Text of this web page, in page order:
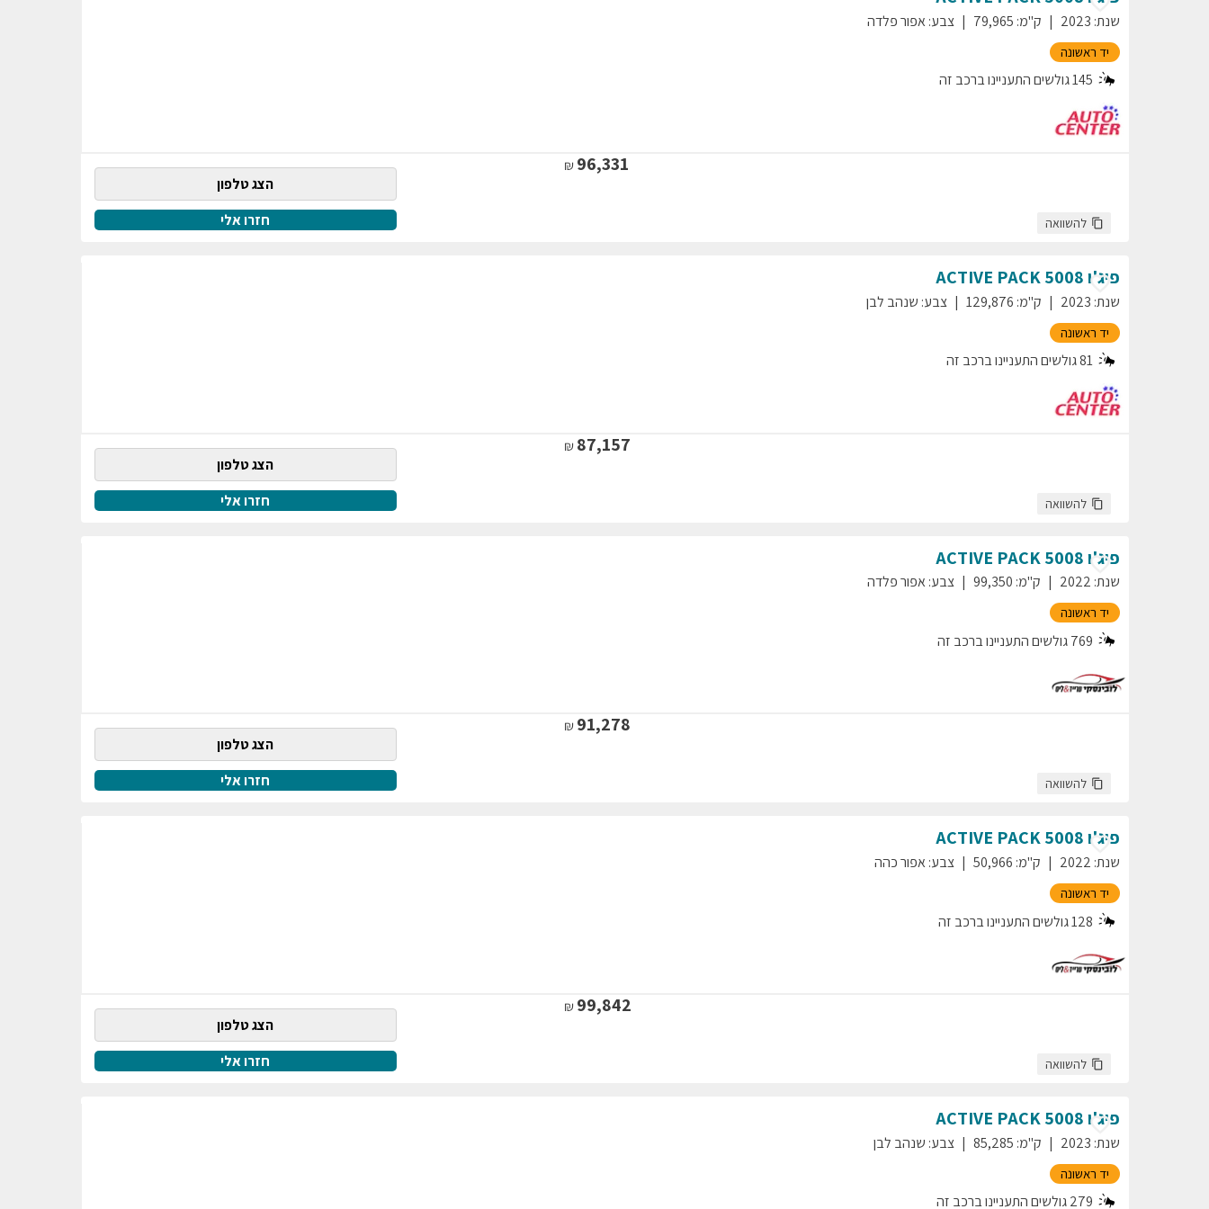
שנת:
2023 ק"מ:
79,965 צבע:אפור פלדה
יד ראשונה
145גולשים התעניינו ברכב זה
96,331
הצג טלפון
חזרו אלי
להשוואה
פיג'ו5008
ACTIVE PACK
שנת:
2023 ק"מ:
129,876 צבע: שנהב לבן
יד ראשונה
81גולשים התעניינו ברכב זה
87,157
הצג טלפון
חזרו אלי
להשוואה
פיג'ו5008
ACTIVE PACK
שנת:
2022 ק"מ:
99,350 צבע:אפור פלדה
יד ראשונה
769גולשים התעניינו ברכב זה
91,278
הצג טלפון
חזרו אלי
להשוואה
פיג'ו5008
ACTIVE PACK
שנת:
2022 ק"מ:
50,966 צבע:אפור כהה
יד ראשונה
128גולשים התעניינו ברכב זה
99,842
הצג טלפון
חזרו אלי
להשוואה
פיג'ו5008
ACTIVE PACK
שנת:
2023 ק"מ:
85,285 צבע: שנהב לבן
יד ראשונה
279גולשים התעניינו ברכב זה